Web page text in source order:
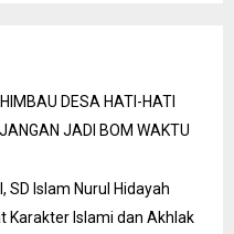
DESA HATI-HATI
JADI BOM WAKTU
SD Islam Nurul Hidayah
Karakter Islami dan Akhlak